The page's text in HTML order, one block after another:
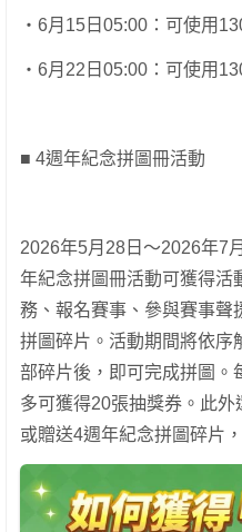
・6月15日05:00：可使用
・6月22日05:00：可使用
■ 4週年紀念拼圖冊活動
2026年5月28日～2026年7
年紀念拼圖冊活動可獲得活
務、報名賽事、參與賽事聲
拼圖碎片。活動期間將依序
部碎片後，即可完成拼圖。
多可獲得20張抽獎券。此
或贈送4週年紀念拼圖碎片